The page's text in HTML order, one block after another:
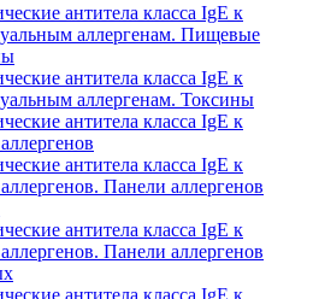
антитела класса IgE к
аллергенам. Пищевые
антитела класса IgE к
аллергенам. Токсины
антитела класса IgE к
антитела класса IgE к
Панели аллергенов
антитела класса IgE к
Панели аллергенов
антитела класса IgE к